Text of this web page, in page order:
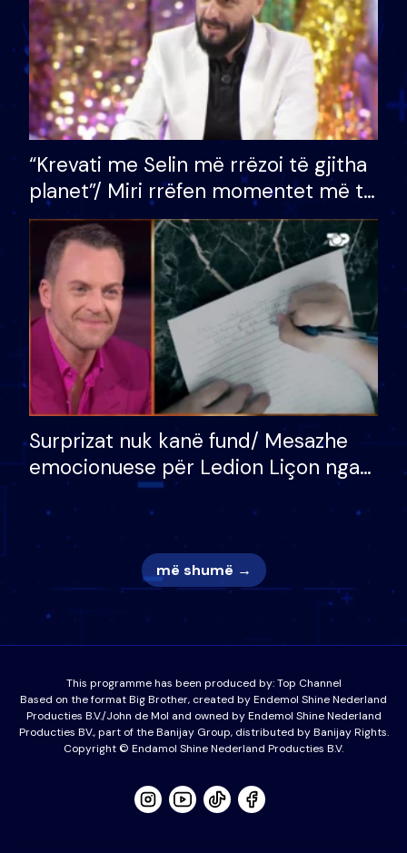
“Krevati me Selin më rrëzoi të gjitha
planet”/ Miri rrëfen momentet më të
bukura në shtëpinë e BB VIP: Do më
mungojë zilja e mëngjesit kur…
Surprizat nuk kanë fund/ Mesazhe
emocionuese për Ledion Liçon nga
nëna dhe fëmijët e tij, moderatori
nuk i mban dot lotët: Nuk meritoj…
më shumë →
This programme has been produced by:Top Channel
Based on the format Big Brother, created by Endemol Shine Nederland
Producties B.V./John de Mol and owned by Endemol Shine Nederland
Producties BV., part of the Banijay Group, distributed by Banijay Rights.
Copyright © Endamol Shine Nederland Producties B.V.